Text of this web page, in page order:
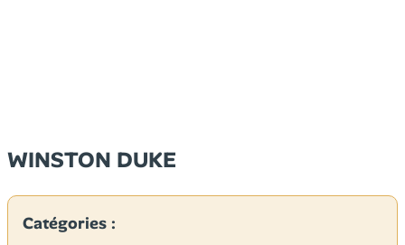
WINSTON DUKE
Catégories :